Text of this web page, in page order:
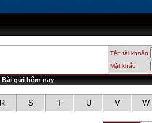
Tên tài khoản
Mật khẩu
Bài gửi hôm nay
R S T U V W